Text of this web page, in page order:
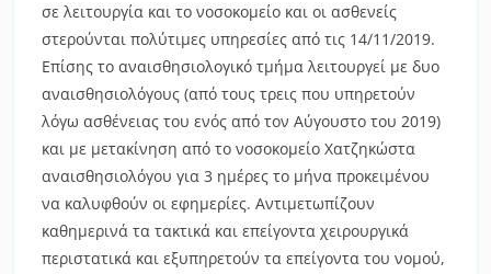
σε λειτουργία και το νοσοκομείο και οι ασθενείς
στερούνται πολύτιμες υπηρεσίες από τις 14/11/2019.
Επίσης το αναισθησιολογικό τμήμα λειτουργεί με δυο
αναισθησιολόγους (από τους τρεις που υπηρετούν
λόγω ασθένειας του ενός από τον Αύγουστο του 2019)
και με μετακίνηση από το νοσοκομείο Χατζηκώστα
αναισθησιολόγου για 3 ημέρες το μήνα προκειμένου
να καλυφθούν οι εφημερίες. Αντιμετωπίζουν
καθημερινά τα τακτικά και επείγοντα χειρουργικά
περιστατικά και εξυπηρετούν τα επείγοντα του νομού,